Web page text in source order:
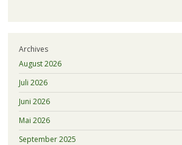
Archives
August 2026
Juli 2026
Juni 2026
Mai 2026
September 2025